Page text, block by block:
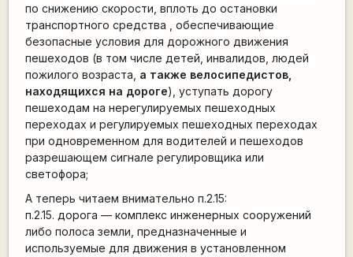
по снижению скорости, вплоть до остановки
транспортного средства , обеспечивающие
безопасные условия для дорожного движения
пешеходов (в том числе детей, инвалидов, людей
пожилого возраста, а также велосипедистов,
находящихся на дороге), уступать дорогу
пешеходам на нерегулируемых пешеходных
переходах и регулируемых пешеходных переходах
при одновременном для водителей и пешеходов
разрешающем сигнале регулировщика или
светофора;
А теперь читаем внимательно п.2.15:
п.2.15. дорога — комплекс инженерных сооружений
либо полоса земли, предназначенные и
используемые для движения в установленном